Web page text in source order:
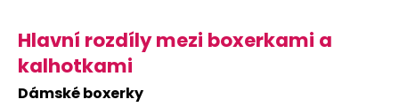
Hlavní rozdíly mezi boxerkami a
kalhotkami
Dámské boxerky
D
o
p
o